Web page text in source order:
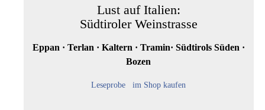
Lust auf Italien:
Südtiroler Weinstrasse
Eppan · Terlan · Kaltern · Tramin· Südtirols Süden ·
Bozen
Leseprobe im Shop kaufen